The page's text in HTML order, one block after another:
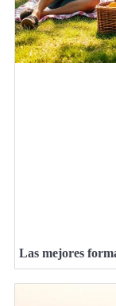
Las mejores